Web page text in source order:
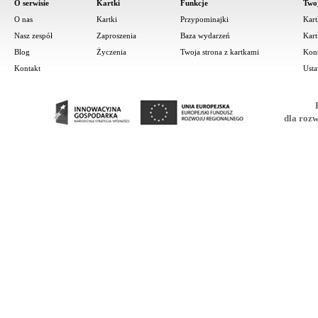
O serwisie
O nas
Nasz zespół
Blog
Kontakt
Kartki
Kartki
Zaproszenia
Życzenia
Funkcje
Przypominajki
Baza wydarzeń
Twoja strona z kartkami
dla